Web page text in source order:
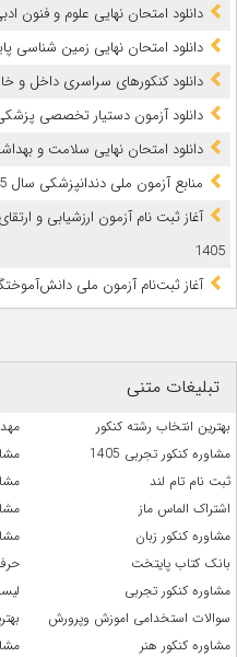
دانلود امتحان نهایی علوم و فنون ادبی 3 پایه دوازدهم تیر
دانلود امتحان نهایی زمین شناسی پایه
دانلود کنکورهای سراسری داخل و خارج از
دانلود آزمون دستیار تخصصی پزشکی سال 1405 +
دانلود امتحان نهایی سلامت و بهداشت پایه
ﻣﻨﺎﺑﻊ آزﻣﻮن ﻣﻠﯽ دندانپزشکی سال 1405 (دوره های 25 و 26)
آغاز ثبت نام آزمون‌ ارزشیابی و
1405
آغاز ثبت‌نام آزمون ملی
تبلیغات متنی
بهترین انتخاب رشته کنکور
مشاوره کنکور تجربی 1405
ثبت نام تام لند
اشتراک الماس ماز
مشاوره کنکور زبان
بانک کتاب پایتخت
مشاوره کنکور تجربی
سوالات استخدامی اموزش وپرورش
مشاوره کنکور هنر